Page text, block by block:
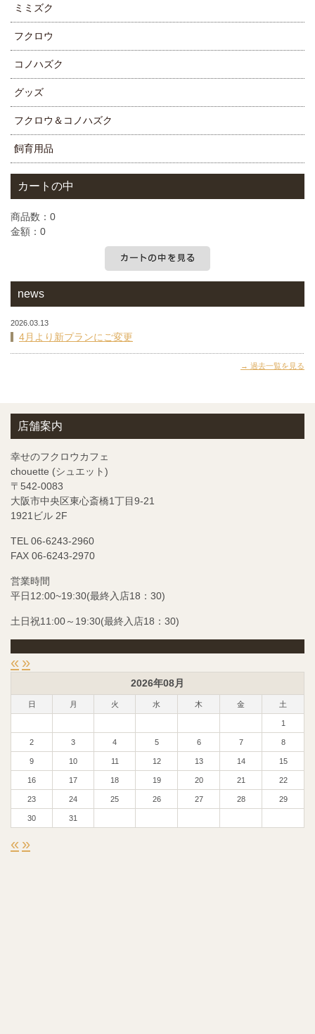
ミミズク
フクロウ
コノハズク
グッズ
フクロウ＆コノハズク
飼育用品
カートの中
商品数：0
金額：0
news
2026.03.13
4月より新プランにご変更
過去一覧を見る
店舗案内
幸せのフクロウカフェ
chouette (シュエット)
〒542-0083
大阪市中央区東心斎橋1丁目9-21
1921ビル 2F
TEL 06-6243-2960
FAX 06-6243-2970
営業時間
平日12:00~19:30(最終入店18：30)
土日祝11:00～19:30(最終入店18：30)
« »
2026年08月
日 月 火 水 木 金 土
1
2 3 4 5 6 7 8
9 10 11 12 13 14 15
16 17 18 19 20 21 22
23 24 25 26 27 28 29
30 31
« »